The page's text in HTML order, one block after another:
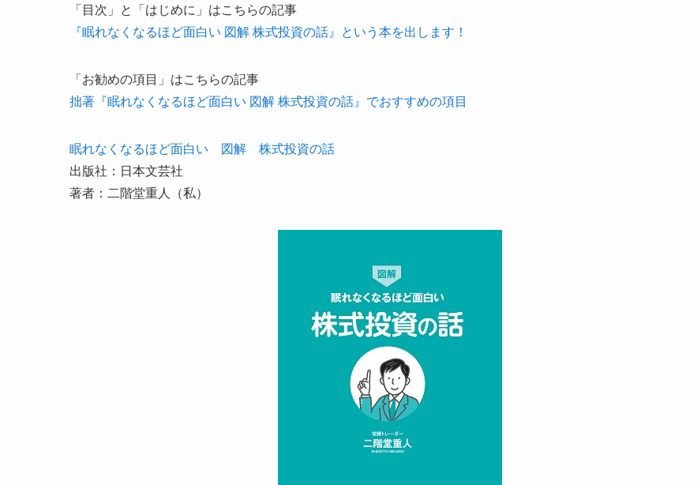
「目次」と「はじめに」はこちらの記事
『眠れなくなるほど面白い 図解 株式投資の話』という本を出します！
「お勧めの項目」はこちらの記事
拙著『眠れなくなるほど面白い 図解 株式投資の話』でおすすめの項目
眠れなくなるほど面白い 図解 株式投資の話
出版社：日本文芸社
著者：二階堂重人（私）